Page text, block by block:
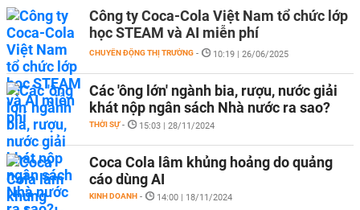
Công ty Coca-Cola Việt Nam tổ chức lớp
học STEAM và AI miễn phí
CHUYỂN ĐỘNG THỊ TRƯỜNG - 10:19 | 26/06/2025
Các 'ông lớn' ngành bia, rượu, nước giải
khát nộp ngân sách Nhà nước ra sao?
THỜI SỰ - 15:03 | 28/11/2024
Coca Cola lâm khủng hoảng do quảng
cáo dùng AI
KINH DOANH - 14:00 | 18/11/2024